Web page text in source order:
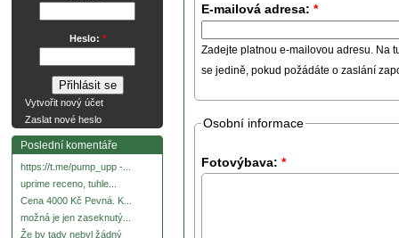
Heslo: *
Vytvořit nový účet
Zaslat nové heslo
Poslední komentáře
https://t.me/pump_upp -...
uprime receno, tuhle...
Cena 4000 Kč Pevná. K...
možná je jen zaseknutý...
Že by tady nebyl žádný
E-mailová adresa: *
Zadejte platnou e-mailovou adresu. Na
se jedině, pokud požádáte o zaslání
Osobní informace
Fotovýbava: *